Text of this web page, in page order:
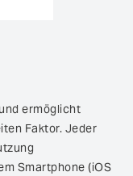
ermöglicht
Faktor. Jeder
Smartphone (iOS